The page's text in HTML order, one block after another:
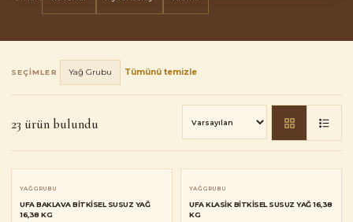
SEÇIMLER Yağ Grubu Tümünü temizle
23 ürün bulundu
YAĞ GRUBU
UFA BAKLAVA BITKISEL SUSUZ YAĞ
16,38 KG
YAĞ GRUBU
UFA KLASIK BITKISEL SUSUZ YAĞ 16,38
KG